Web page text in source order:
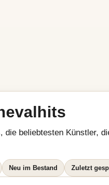
beliebtesten Künstler,
Neu im Bestand Zuletzt